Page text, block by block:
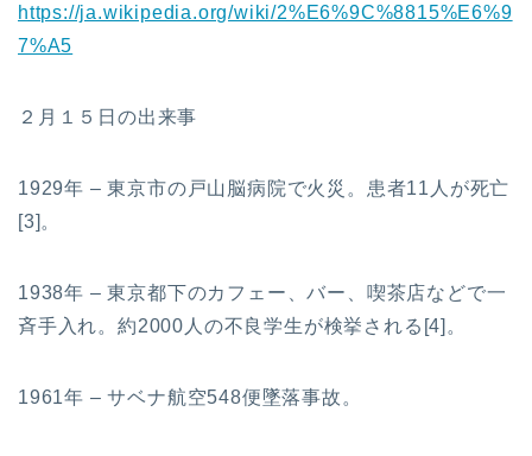
https://ja.wikipedia.org/wiki/2%E6%9C%8815%E6%9
7%A5
２月１５日の出来事
1929年 – 東京市の戸山脳病院で火災。患者11人が死亡
[3]。
1938年 – 東京都下のカフェー、バー、喫茶店などで一
斉手入れ。約2000人の不良学生が検挙される[4]。
1961年 – サベナ航空548便墜落事故。